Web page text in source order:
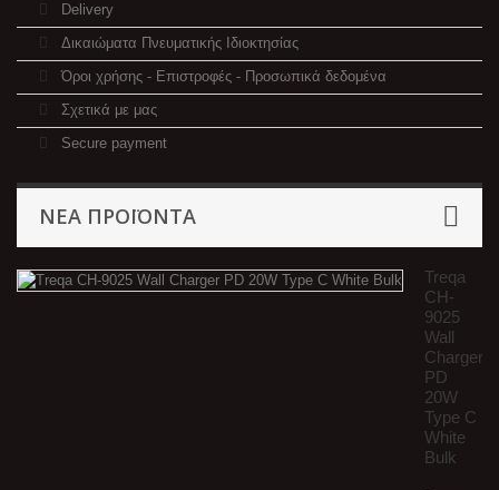
Delivery
Δικαιώματα Πνευματικής Ιδιοκτησίας
Όροι χρήσης - Επιστροφές - Προσωπικά δεδομένα
Σχετικά με μας
Secure payment
ΝΈΑ ΠΡΟΪΌΝΤΑ
Treqa
CH-
9025
Wall
Charger
PD
20W
Type C
White
Bulk